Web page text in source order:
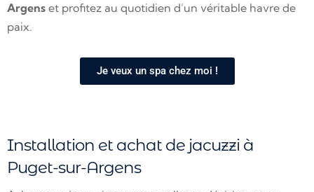
Argens et profitez au quotidien d’un véritable havre de
paix.
Je veux un spa chez moi !
Installation et achat de jacuzzi à
Puget-sur-Argens